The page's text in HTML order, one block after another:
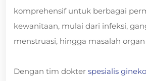
komprehensif untuk berbagai
kewanitaan, mulai dari infeksi,
menstruasi, hingga masalah
Dengan tim dokter spesialis